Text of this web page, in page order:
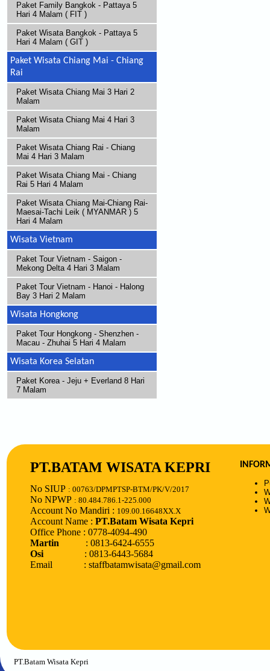
Paket Family Bangkok - Pattaya 5
Hari 4 Malam ( FIT )
Paket Wisata Bangkok - Pattaya 5
Hari 4 Malam ( GIT )
Paket Wisata Chiang Mai - Chiang
Rai
Paket Wisata Chiang Mai 3 Hari 2
Malam
Paket Wisata Chiang Mai 4 Hari 3
Malam
Paket Wisata Chiang Rai - Chiang
Mai 4 Hari 3 Malam
Paket Wisata Chiang Mai - Chiang
Rai 5 Hari 4 Malam
Paket Wisata Chiang Mai-Chiang Rai-
Maesai-Tachi Leik ( MYANMAR ) 5
Hari 4 Malam
Wisata Vietnam
Paket Tour Vietnam - Saigon -
Mekong Delta 4 Hari 3 Malam
Paket Tour Vietnam - Hanoi - Halong
Bay 3 Hari 2 Malam
Wisata Hongkong
Paket Tour Hongkong - Shenzhen -
Macau - Zhuhai 5 Hari 4 Malam
Wisata Korea Selatan
Paket Korea - Jeju + Everland 8 Hari
7 Malam
PT.BATAM WISATA KEPRI
No SIUP : 00763/DPMPTSP-BTM/PK/V/2017
No NPWP : 80.484.786.1-225.000
Account No Mandiri : 109.00.16648XX.X
Account Name : PT.Batam Wisata Kepri
Office Phone : 0778-4094-490
Martin
: 0813-6424-6555
Osi
: 0813-6443-5684
Email : staffbatamwisata@gmail.com
PT.Batam Wisata Kepri